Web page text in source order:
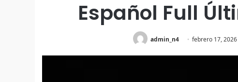
Español Full
admin_n4 febrero 17, 2026